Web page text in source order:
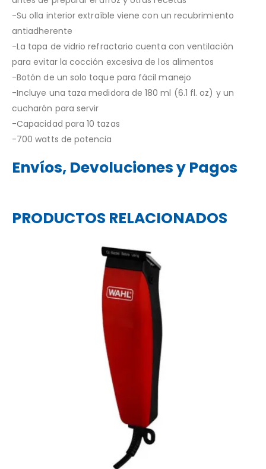
-Su olla interior extraíble viene con un recubrimiento
antiadherente
-La tapa de vidrio refractario cuenta con ventilación
para evitar la cocción excesiva de los alimentos
-Botón de un solo toque para fácil manejo
-Incluye una taza medidora de 180 ml (6.1 fl. oz) y un
cucharón para servir
-Capacidad para 10 tazas
-700 watts de potencia
Envíos, Devoluciones y Pagos
PRODUCTOS RELACIONADOS